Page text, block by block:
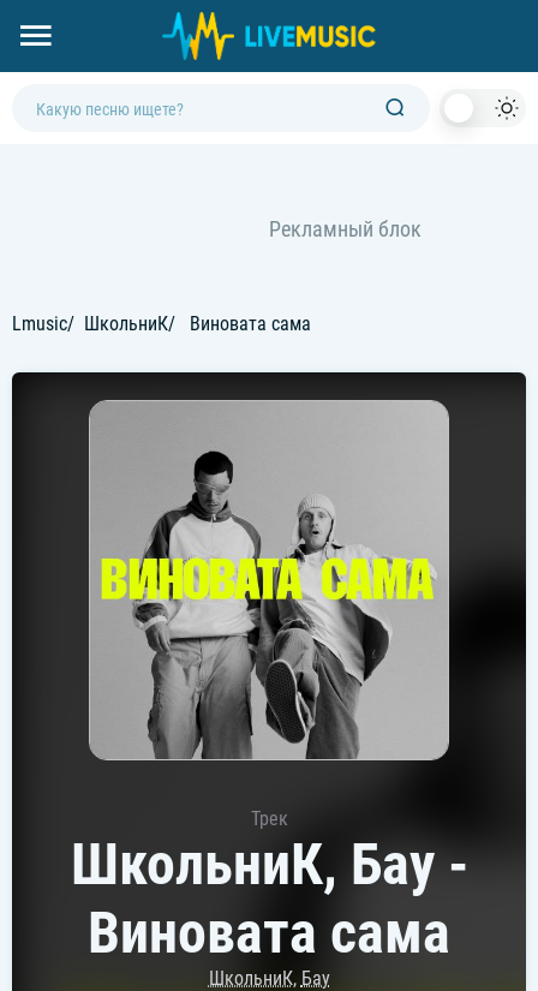
Lmusic ШкольниК Виновата сама
Трек
ШкольниК, Бау -
Виновата сама
ШкольниК, Бау